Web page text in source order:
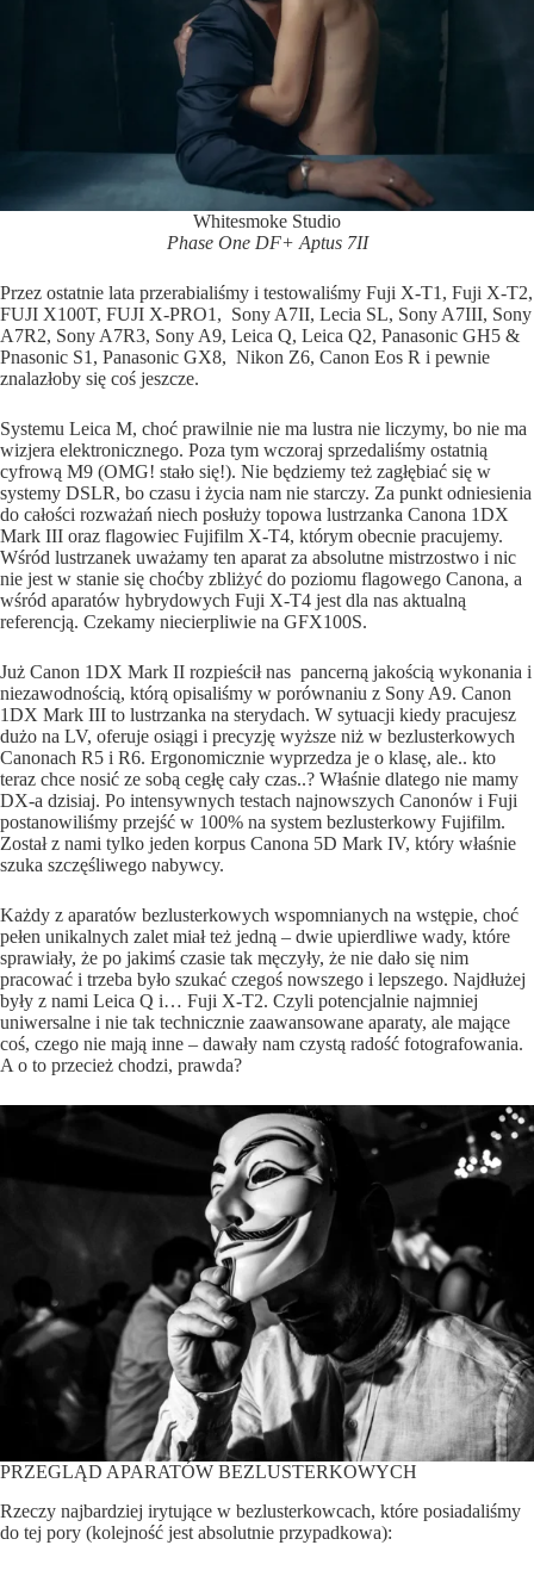
Whitesmoke Studio
Phase One DF+ Aptus 7II
Przez ostatnie lata przerabialiśmy i testowaliśmy Fuji X-T1, Fuji X-T2,
FUJI X100T, FUJI X-PRO1, Sony A7II, Lecia SL, Sony A7III, Sony
A7R2, Sony A7R3, Sony A9, Leica Q, Leica Q2, Panasonic GH5 &
Pnasonic S1, Panasonic GX8, Nikon Z6, Canon Eos R i pewnie
znalazłoby się coś jeszcze.
Systemu Leica M, choć prawilnie nie ma lustra nie liczymy, bo nie ma
wizjera elektronicznego. Poza tym wczoraj sprzedaliśmy ostatnią
cyfrową M9 (OMG! stało się!). Nie będziemy też zagłębiać się w
systemy DSLR, bo czasu i życia nam nie starczy. Za punkt odniesienia
do całości rozważań niech posłuży topowa lustrzanka Canona 1DX
Mark III oraz flagowiec Fujifilm X-T4, którym obecnie pracujemy.
Wśród lustrzanek uważamy ten aparat za absolutne mistrzostwo i nic
nie jest w stanie się choćby zbliżyć do poziomu flagowego Canona, a
wśród aparatów hybrydowych Fuji X-T4 jest dla nas aktualną
referencją. Czekamy niecierpliwie na GFX100S.
Już Canon 1DX Mark II rozpieścił nas pancerną jakością wykonania i
niezawodnością, którą opisaliśmy w porównaniu z Sony A9. Canon
1DX Mark III to lustrzanka na sterydach. W sytuacji kiedy pracujesz
dużo na LV, oferuje osiągi i precyzję wyższe niż w bezlusterkowych
Canonach R5 i R6. Ergonomicznie wyprzedza je o klasę, ale.. kto
teraz chce nosić ze sobą cegłę cały czas..? Właśnie dlatego nie mamy
DX-a dzisiaj. Po intensywnych testach najnowszych Canonów i Fuji
postanowiliśmy przejść w 100% na system bezlusterkowy Fujifilm.
Został z nami tylko jeden korpus Canona 5D Mark IV, który właśnie
szuka szczęśliwego nabywcy.
Każdy z aparatów bezlusterkowych wspomnianych na wstępie, choć
pełen unikalnych zalet miał też jedną – dwie upierdliwe wady, które
sprawiały, że po jakimś czasie tak męczyły, że nie dało się nim
pracować i trzeba było szukać czegoś nowszego i lepszego. Najdłużej
były z nami Leica Q i… Fuji X-T2. Czyli potencjalnie najmniej
uniwersalne i nie tak technicznie zaawansowane aparaty, ale mające
coś, czego nie mają inne – dawały nam czystą radość fotografowania.
A o to przecież chodzi, prawda?
PRZEGLĄD APARATÓW BEZLUSTERKOWYCH
Rzeczy najbardziej irytujące w bezlusterkowcach, które posiadaliśmy
do tej pory (kolejność jest absolutnie przypadkowa):